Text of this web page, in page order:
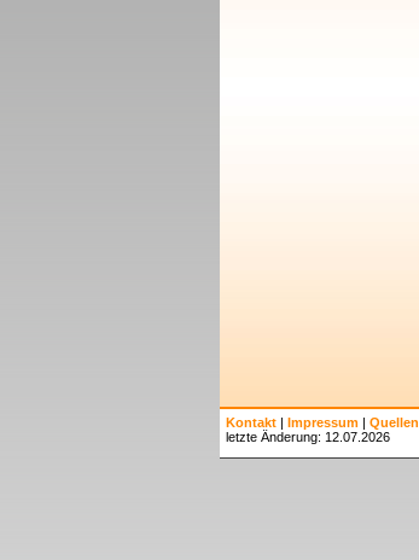
Kontakt | Impressum | Quellen
letzte Änderung: 12.07.2026